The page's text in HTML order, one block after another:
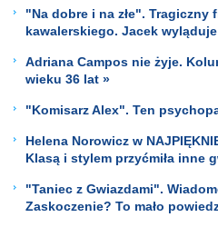
"Na dobre i na złe". Tragiczny
kawalerskiego. Jacek
Adriana Campos nie żyje.
wieku 36 lat »
"Komisarz Alex". Ten
Helena Norowicz w
Klasą i stylem przyćmiła inne
"Taniec z Gwiazdami".
Zaskoczenie? To mało